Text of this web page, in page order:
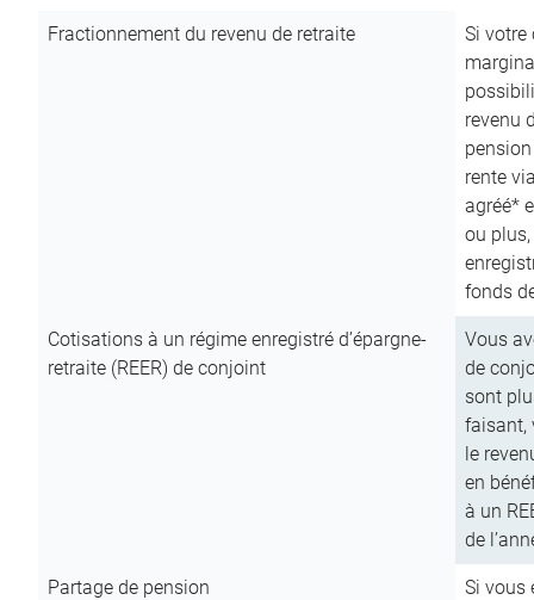
Fractionnement du revenu de retraite
Si votre
revenu
rente
agréé*
ou
fonds
Cotisations à un régime enregistré d’épargne-
retraite (REER) de conjoint
Vous
de
sont
faisant,
le
en
à un
de
Partage de pension
Si vous